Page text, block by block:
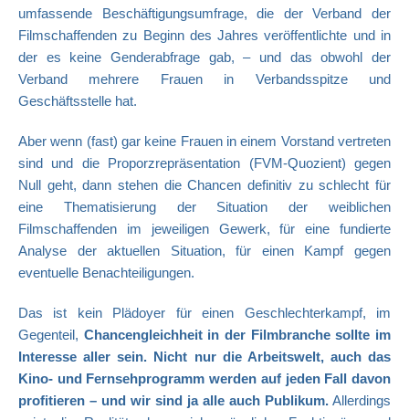
umfassende Beschäftigungsumfrage, die der Verband der
Filmschaffenden zu Beginn des Jahres veröffentlichte und in
der es keine Genderabfrage gab, – und das obwohl der
Verband mehrere Frauen in Verbandsspitze und
Geschäftsstelle hat.
Aber wenn (fast) gar keine Frauen in einem Vorstand vertreten
sind und die Proporzrepräsentation (FVM-Quozient) gegen
Null geht, dann stehen die Chancen definitiv zu schlecht für
eine Thematisierung der Situation der weiblichen
Filmschaffenden im jeweiligen Gewerk, für eine fundierte
Analyse der aktuellen Situation, für einen Kampf gegen
eventuelle Benachteiligungen.
Das ist kein Plädoyer für einen Geschlechterkampf, im
Gegenteil, Chancengleichheit in der Filmbranche sollte im
Interesse aller sein. Nicht nur die Arbeitswelt, auch das
Kino- und Fernsehprogramm werden auf jeden Fall davon
profitieren – und wir sind ja alle auch Publikum. Allerdings